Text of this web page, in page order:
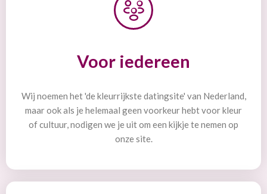
Voor iedereen
Wij noemen het 'de kleurrijkste datingsite' van Nederland,
maar ook als je helemaal geen voorkeur hebt voor kleur
of cultuur, nodigen we je uit om een kijkje te nemen op
onze site.